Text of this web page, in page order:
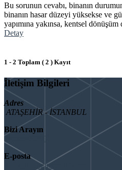
Bu sorunun cevabı, binanın
binanın hasar düzeyi yüksekse ve
yapımına yakınsa, kentsel dönüşüm
Detay
1 - 2 Toplam ( 2 ) Kayıt
İletişim Bilgileri
Adres
ATAŞEHİR - İSTANBUL
Bizi Arayın
E-posta
info@binaguclendir.com